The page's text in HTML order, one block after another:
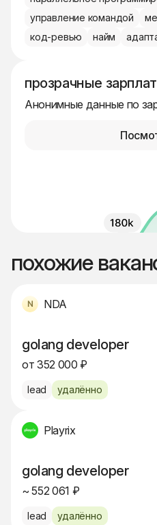
управление командой
код-ревью
найм
прозрачные
Анонимные данные по
похожие
NDA
golang developer
от 352 000 ₽
lead удалённо
Playrix
golang developer
~ 552 061 ₽
lead удалённо